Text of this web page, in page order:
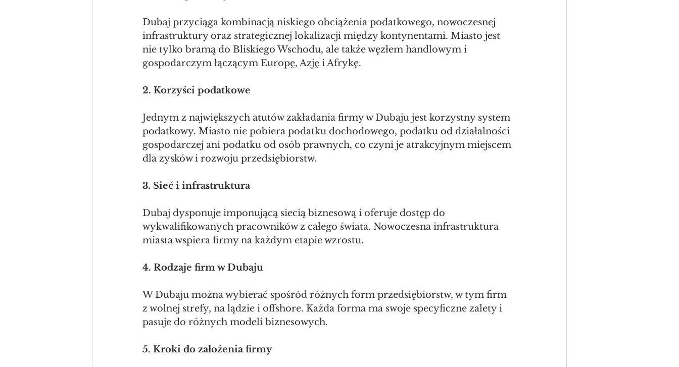
Dubaj przyciąga kombinacją niskiego obciążenia podatkowego, nowoczesnej
infrastruktury oraz strategicznej lokalizacji między kontynentami. Miasto jest
nie tylko bramą do Bliskiego Wschodu, ale także węzłem handlowym i
gospodarczym łączącym Europę, Azję i Afrykę.
2. Korzyści podatkowe
Jednym z największych atutów zakładania firmy w Dubaju jest korzystny system
podatkowy. Miasto nie pobiera podatku dochodowego, podatku od działalności
gospodarczej ani podatku od osób prawnych, co czyni je atrakcyjnym miejscem
dla zysków i rozwoju przedsiębiorstw.
3. Sieć i infrastruktura
Dubaj dysponuje imponującą siecią biznesową i oferuje dostęp do
wykwalifikowanych pracowników z całego świata. Nowoczesna infrastruktura
miasta wspiera firmy na każdym etapie wzrostu.
4. Rodzaje firm w Dubaju
W Dubaju można wybierać spośród różnych form przedsiębiorstw, w tym firm
z wolnej strefy, na lądzie i offshore. Każda forma ma swoje specyficzne zalety i
pasuje do różnych modeli biznesowych.
5. Kroki do założenia firmy